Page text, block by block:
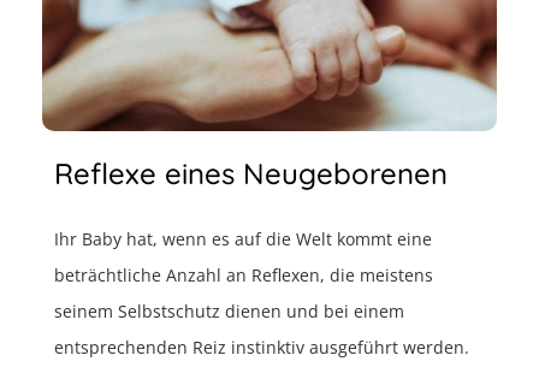
Reflexe eines Neugeborenen
Ihr Baby hat, wenn es auf die Welt kommt eine
beträchtliche Anzahl an Reflexen, die meistens
seinem Selbstschutz dienen und bei einem
entsprechenden Reiz instinktiv ausgeführt werden.